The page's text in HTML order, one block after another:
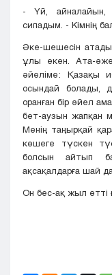
- Үй, айналайын,
сипадым. - Кімнің
Әке-шешесін атады.
ұлы екен. Ата-
әйеліме: Қазақы
осындай болады,
оранған бір әйел
бет-аузын жапқан
Менің таңырқай
көшеге түскен
болсын айтып
ақсақалдарға шай
Он бес-ақ жыл өтті